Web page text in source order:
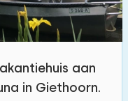
1700 +
+
1800
800
aan
in Giethoorn.